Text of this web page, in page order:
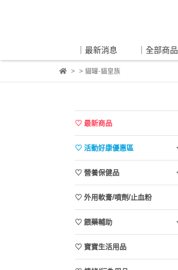
｜最新消息 ｜全部商品
> 貓罐-貓皇族
♡ 最新商品
♡ 活動好康優惠區
♡ 營養保健品
♡ 外用軟膏/噴劑/止血粉
♡ 餵藥輔助
♡ 寶寶生活用品